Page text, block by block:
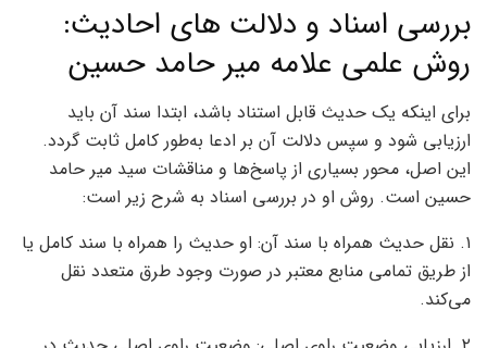
بررسی اسناد و دلالت های احادیث:
روش علمی علامه میر حامد حسین
برای اینکه یک حدیث قابل استناد باشد، ابتدا سند آن باید
ارزیابی شود و سپس دلالت آن بر ادعا به‌طور کامل ثابت گردد.
این اصل، محور بسیاری از پاسخ‌ها و مناقشات سید میر حامد
حسین است. روش او در بررسی اسناد به شرح زیر است:
۱. نقل حدیث همراه با سند آن: او حدیث را همراه با سند کامل یا
از طریق تمامی منابع معتبر در صورت وجود طرق متعدد نقل
می‌کند.